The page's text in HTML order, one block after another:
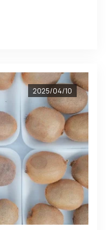
2025/04/10